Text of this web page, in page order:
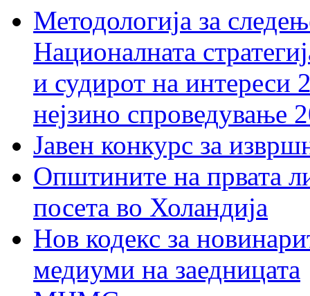
Методологија за
Националната
и судирот на интереси
нејзино спроведување
Јавен конкурс за
Општините на првата
посета во Холандија
Нов кодекс за
медиуми на заедницата